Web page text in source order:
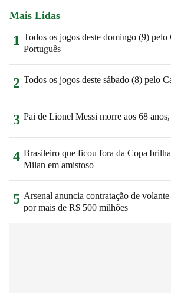
Mais Lidas
1 Todos os jogos deste domingo (9) pelo
Português
2 Todos os jogos deste sábado (8) pelo
3 Pai de Lionel Messi morre aos 68
4 Brasileiro que ficou fora da Copa
Milan em amistoso
5 Arsenal anuncia contratação de
por mais de R$ 500 milhões